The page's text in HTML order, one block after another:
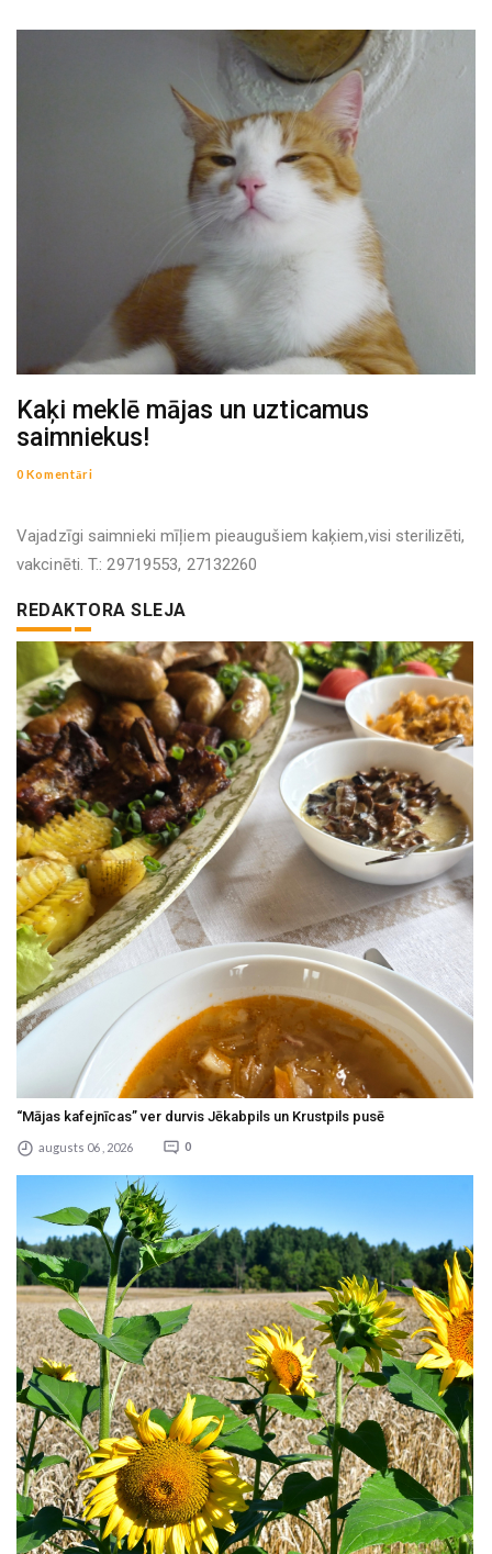
Kaķi meklē mājas un uzticamus
saimniekus!
0 Komentāri
Vajadzīgi saimnieki mīļiem pieaugušiem kaķiem,visi sterilizēti,
vakcinēti. T.: 29719553, 27132260
REDAKTORA SLEJA
“Mājas kafejnīcas” ver durvis Jēkabpils un Krustpils pusē
augusts 06 , 2026 0